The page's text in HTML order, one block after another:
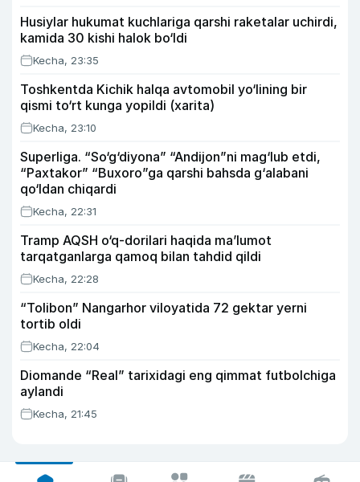
Husiylar hukumat kuchlariga qarshi raketalar uchirdi,
kamida 30 kishi halok bo‘ldi
Kecha, 23:35
Toshkentda Kichik halqa avtomobil yo‘lining bir
qismi to‘rt kunga yopildi (xarita)
Kecha, 23:10
Superliga. “So‘g‘diyona” “Andijon”ni mag‘lub etdi,
“Paxtakor” “Buxoro”ga qarshi bahsda g‘alabani
qo‘ldan chiqardi
Kecha, 22:31
Tramp AQSH o‘q-dorilari haqida ma’lumot
tarqatganlarga qamoq bilan tahdid qildi
Kecha, 22:28
“Tolibon” Nangarhor viloyatida 72 gektar yerni
tortib oldi
Kecha, 22:04
Diomande “Real” tarixidagi eng qimmat futbolchiga
aylandi
Kecha, 21:45